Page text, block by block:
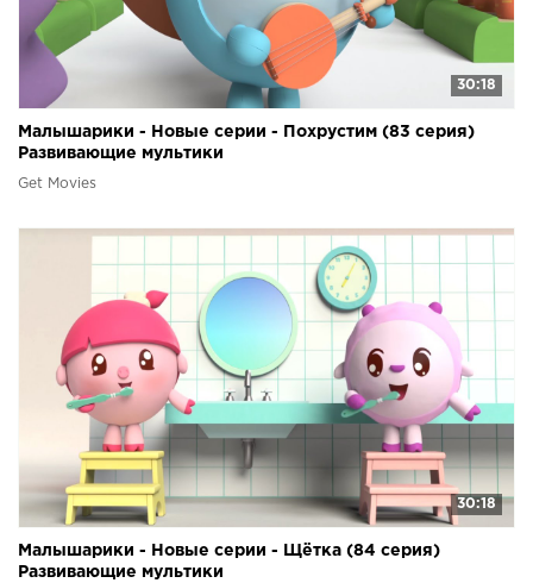
30:18
Малышарики - Новые серии - Похрустим (83 серия)
Развивающие мультики
Get Movies
30:18
Малышарики - Новые серии - Щётка (84 серия)
Развивающие мультики